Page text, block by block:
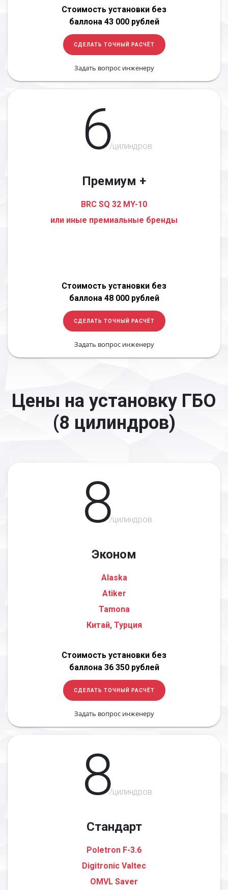
Стоимость установки без
баллона 43 000 рублей
СДЕЛАТЬ ТОЧНЫЙ РАСЧЁТ
Задать вопрос инженеру
6/цилиндров
Премиум +
BRC SQ 32 MY-10
или иные премиальные бренды
Стоимость установки без
баллона 48 000 рублей
СДЕЛАТЬ ТОЧНЫЙ РАСЧЁТ
Задать вопрос инженеру
Цены на установку ГБО
(8 цилиндров)
8/цилиндров
Эконом
Alaska
Atiker
Tamona
Китай, Турция
Стоимость установки без
баллона 36 350 рублей
СДЕЛАТЬ ТОЧНЫЙ РАСЧЁТ
Задать вопрос инженеру
8/цилиндров
Стандарт
Poletron F-3.6
Digitronic Valtec
OMVL Saver